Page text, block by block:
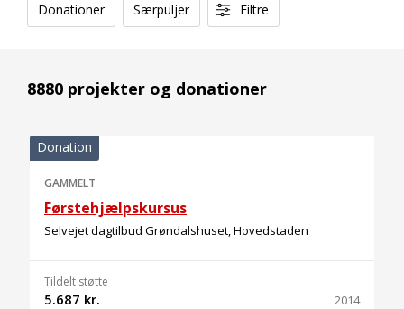
Donationer Særpuljer Filtre
8880 projekter og donationer
Donation
GAMMELT
Førstehjælpskursus
Selvejet dagtilbud Grøndalshuset, Hovedstaden
Tildelt støtte
5.687 kr. 2014